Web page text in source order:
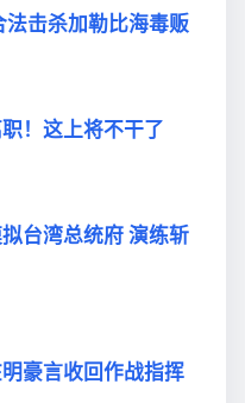
击杀加勒比海毒贩
！这上将不干了
台湾总统府 演练斩
豪言收回作战指挥